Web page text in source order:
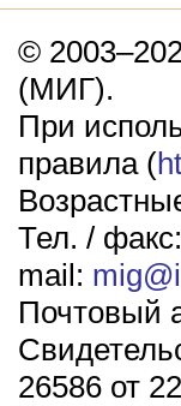
©
(МИГ).
При
правила (
Тел. /
mail:
Почтовый
26586 от